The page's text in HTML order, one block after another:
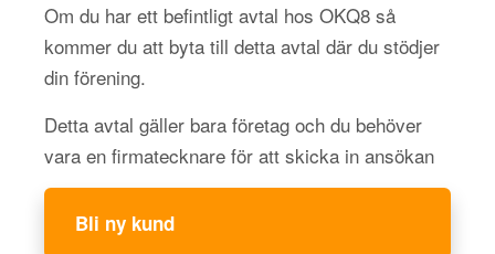
Om du har ett befintligt avtal hos OKQ8 så
kommer du att byta till detta avtal där du stödjer
din förening.
Detta avtal gäller bara företag och du behöver
vara en firmatecknare för att skicka in ansökan
Bli ny kund